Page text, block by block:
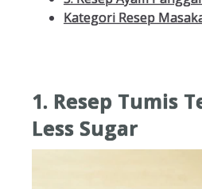
Kategori Resep
1. Resep Tumis
Less Sugar